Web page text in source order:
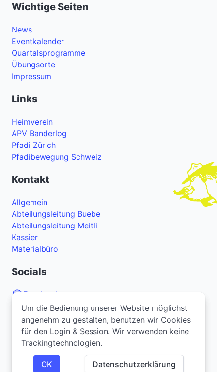
Wichtige Seiten
News
Eventkalender
Quartalsprogramme
Übungsorte
Impressum
Links
Heimverein
APV Banderlog
Pfadi Zürich
Pfadibewegung Schweiz
Kontakt
Allgemein
Abteilungsleitung Buebe
Abteilungsleitung Meitli
Kassier
Materialbüro
Socials
Facebook
Instagram
YouTube
Bei Problemen oder Fragen zur Webseite? Melde
hier
Um die Bedienung unserer Website möglichst
angenehm zu gestalten, benutzen wir Cookies
für den Login & Session. Wir verwenden keine
Trackingtechnologien.
OK Datenschutzerklärung
Um die Bedienung unserer Website möglichst
angenehm zu gestalten, benutzen wir Cookies
für den Login & Session. Wir verwenden keine
Trackingtechnologien.
OK Datenschutzerklärung